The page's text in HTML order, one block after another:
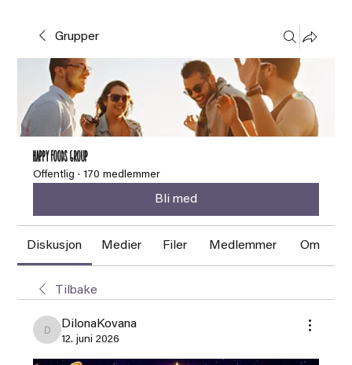
Grupper
HAPPY FOODS Group
Offentlig · 170 medlemmer
Bli med
Diskusjon Medier Filer Medlemmer Om
Tilbake
DilonaKovana
DilonaKovana
12. juni 2026